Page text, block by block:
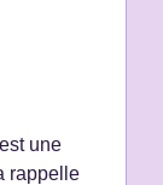
une
rappelle